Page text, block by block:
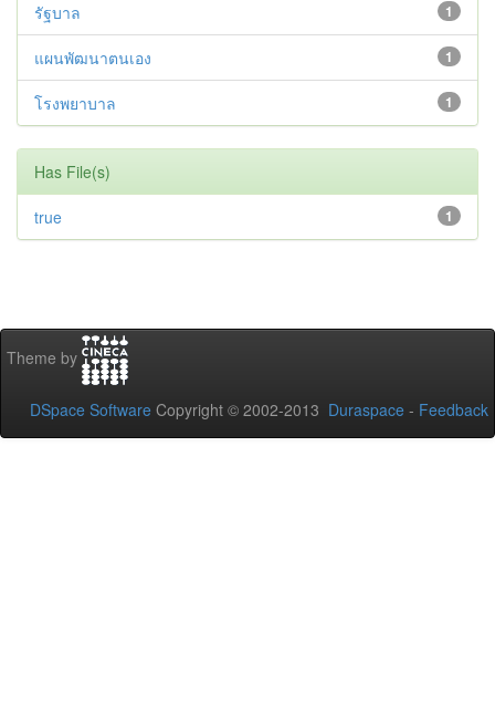
1
รัฐบาล
1
แผนพัฒนาตนเอง
1
โรงพยาบาล
Has File(s)
1
true
Theme by
DSpace Software Copyright © 2002-2013 Duraspace - Feedback